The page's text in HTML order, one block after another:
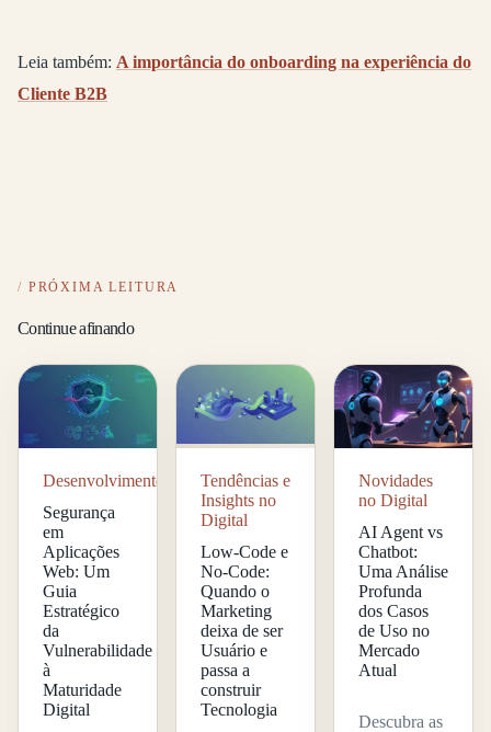
Leia também: A importância do onboarding na experiência do
Cliente B2B
PRÓXIMA LEITURA
Continue afinando
Desenvolvimento
Segurança
em
Aplicações
Web: Um
Guia
Estratégico
da
Vulnerabilidade
à
Maturidade
Digital
Tendências e
Insights no
Digital
Low-Code e
No-Code:
Quando o
Marketing
deixa de ser
Usuário e
passa a
construir
Tecnologia
Novidades
no Digital
AI Agent vs
Chatbot:
Uma Análise
Profunda
dos Casos
de Uso no
Mercado
Atual
Descubra as